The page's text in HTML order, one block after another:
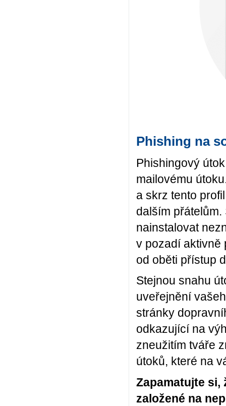
Phishing na
Phishingový
mailovému
a skrz tento
dalším
nainstalovat
v pozadí aktivně
od oběti přístup
Stejnou snahu
uveřejnění
stránky
odkazující na
zneužitím tváře
útoků, které na
Zapamatujte si,
založené na